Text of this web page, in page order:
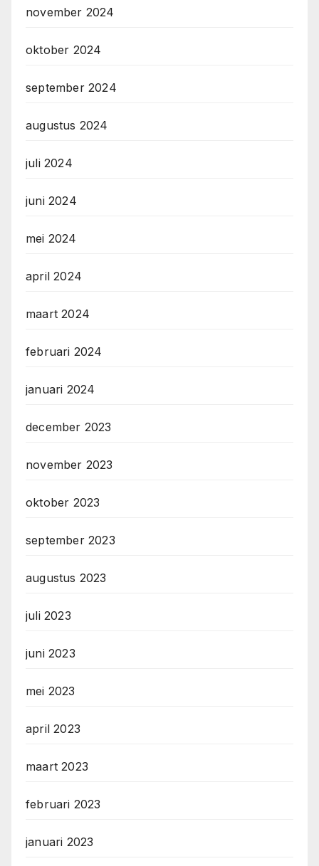
november 2024
oktober 2024
september 2024
augustus 2024
juli 2024
juni 2024
mei 2024
april 2024
maart 2024
februari 2024
januari 2024
december 2023
november 2023
oktober 2023
september 2023
augustus 2023
juli 2023
juni 2023
mei 2023
april 2023
maart 2023
februari 2023
januari 2023